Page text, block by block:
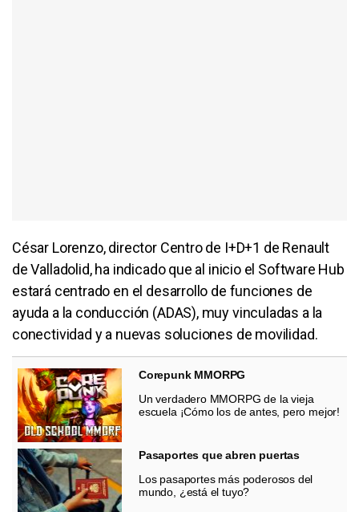
César Lorenzo, director Centro de I+D+1 de Renault
de Valladolid, ha indicado que al inicio el Software Hub
estará centrado en el desarrollo de funciones de
ayuda a la conducción (ADAS), muy vinculadas a la
conectividad y a nuevas soluciones de movilidad.
Corepunk MMORPG
Un verdadero MMORPG de la vieja
escuela ¡Cómo los de antes, pero mejor!
Pasaportes que abren puertas
Los pasaportes más poderosos del
mundo, ¿está el tuyo?